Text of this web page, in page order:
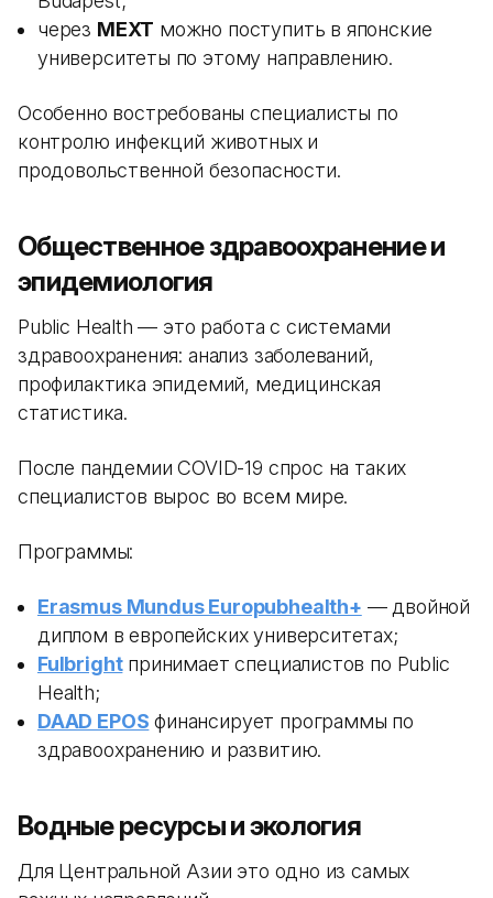
через MEXT можно поступить в японские
университеты по этому направлению.
Особенно востребованы специалисты по
контролю инфекций животных и
продовольственной безопасности.
Общественное здравоохранение и
эпидемиология
Public Health — это работа с системами
здравоохранения: анализ заболеваний,
профилактика эпидемий, медицинская
статистика.
После пандемии COVID-19 спрос на таких
специалистов вырос во всем мире.
Программы:
Erasmus Mundus Europubhealth+ — двойной
диплом в европейских университетах;
Fulbrightпринимает специалистов по Public
Health;
DAAD EPOS финансирует программы по
здравоохранению и развитию.
Водные ресурсы и экология
Для Центральной Азии это одно из самых